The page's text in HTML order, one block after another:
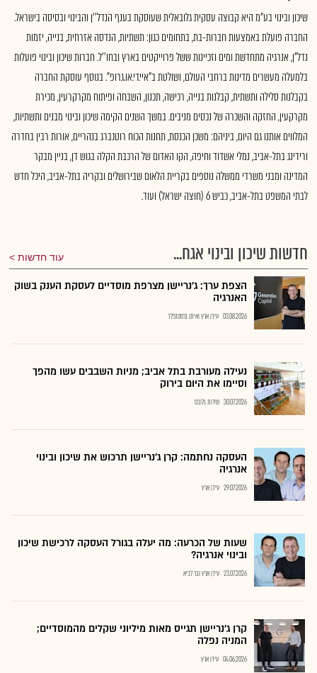
שיכון ובינוי בע"מ היא קבוצה עסקית גלובאלית שעוסקת בענף הנדל''ן והבינוי ובסיסה בישראל.
החברה פועלת באמצעות חברות-בת, בתחומים כגון: תשתיות, הנדסה אזרחית, בנייה, יזמות
נדל"ן, אנרגיה מתחדשת ומים וזכיינות ששל פרוייקטים בארץ ובחו''ל. חברות שיכון ובינוי פועלות
בלמעלה מעשרים מדינות ברחבי העולם, ושולטת ב"איי.די.או.גרופ". בנוסף עוסקת החברה
בקבלנות סלילה ותשתית, קבלנות בנייה, רכישה, תכנון, השבחה ופיתוח מקרקרעין, מכירת
מקרקעין, החזקה והשכרה של נכסים מניבים. במשך השנים הקימה שיכון ובינוי מבנים ותשתיות,
המלווים אותנו גם היום, ביניהם: משכן הכנסת, תחנות הכוח רוטנברג בנהריים, אורות רבין בחדרה
ורידינג בתל-אביב, נמלי אשדוד וחיפה, הקו האדום של הרכבת הקלה בגוש דן, בניין מבקר
המדינה ומבני משרדי ממשלה נוספים בקריית הלאום שבירושלים ובקריה בתל-אביב, היכל חדש
לבתי המשפט בתל-אביב, כביש 6 (חוצה ישראל) ועוד.
חדשות שיכון ובינוי אגח... עוד חדשות
הצפת ערך: ג'נריישן מצרפת מוסדיים לעסקת הענק בשוק
האנרגיה
03.08.2026 עידן ארץ ואיתן גרסטנפלד
נעילה מעורבת בתל אביב; מניות השבבים עשו מהפך
וסיימו את היום בירוק
30.07.2026 שירות גלובס
העסקה נחתמה: קרן ג’נריישן תרכוש את שיכון ובינוי
אנרגיה
29.07.2026 עידן ארץ
שעות של הכרעה: מה יעלה בגורל העסקה לרכישת שיכון
ובינוי אנרגיה?
23.07.2026 עידן ארץ ובר לביא
קרן ג'נריישן תגייס מאות מיליוני שקלים מהמוסדיים;
המניה נפלה
04.06.2026 עידן ארץ